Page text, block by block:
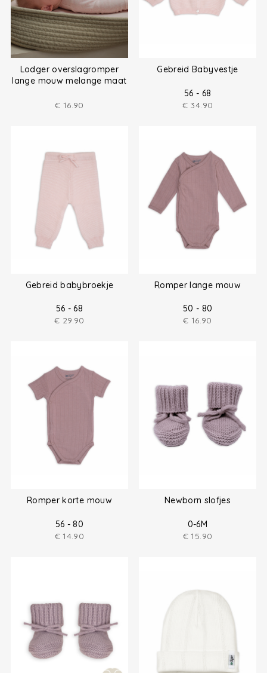
Lodger overslagromper
lange mouw melange maat
€ 16.90
Gebreid Babyvestje
56 - 68
€ 34.90
Gebreid babybroekje
56 - 68
€ 29.90
Romper lange mouw
50 - 80
€ 16.90
Romper korte mouw
56 - 80
€ 14.90
Newborn slofjes
0-6M
€ 15.90